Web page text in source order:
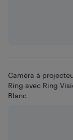
Caméra à
Ring avec Ring
Blanc